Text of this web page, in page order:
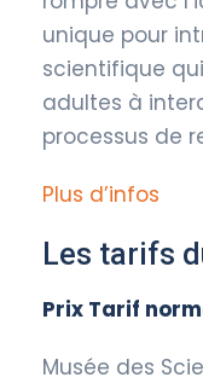
unique pour
scientifique
adultes à
processus de
Plus d’infos
Les tarifs
Prix Tarif
Musée des